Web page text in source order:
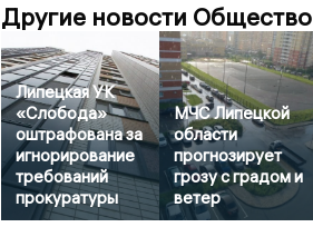
Другие новости Общество
Липецкая УК
«Слобода»
оштрафована за
игнорирование
требований
прокуратуры
МЧС Липецкой
области
прогнозирует
грозу с градом и
ветер